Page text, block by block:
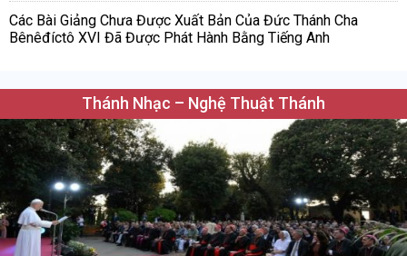
Các Bài Giảng Chưa Được Xuất Bản Của Đức Thánh Cha
Bênêđíctô XVI Đã Được Phát Hành Bằng Tiếng Anh
Thánh Nhạc – Nghệ Thuật Thánh